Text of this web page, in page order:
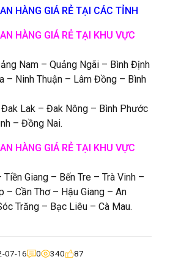
HÀNG GIÁ RẺ TẠI CÁC TỈNH
HÀNG GIÁ RẺ TẠI KHU VỰC
Nam – Quảng Ngãi – Bình Định
– Ninh Thuận – Lâm Đồng – Bình
Lak – Đak Nông – Bình Phước
– Đồng Nai.
HÀNG GIÁ RẺ TẠI KHU VỰC
Giang – Bến Tre – Trà Vinh –
– Cần Thơ – Hậu Giang – An
Trăng – Bạc Liêu – Cà Mau.
07-16 0 340 87